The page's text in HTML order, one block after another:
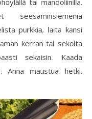
purkkia, laita kansi
kerran tai sekoita
sekaisin. Kaada
Anna maustua hetki.